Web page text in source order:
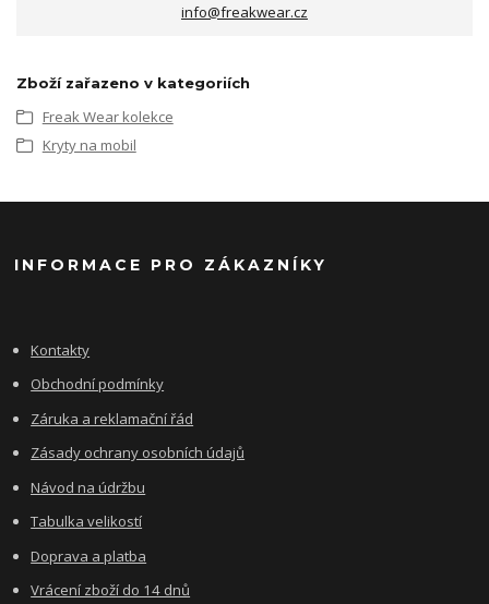
info@freakwear.cz
Zboží zařazeno v kategoriích
Freak Wear kolekce
Kryty na mobil
INFORMACE PRO ZÁKAZNÍKY
Kontakty
Obchodní podmínky
Záruka a reklamační řád
Zásady ochrany osobních údajů
Návod na údržbu
Tabulka velikostí
Doprava a platba
Vrácení zboží do 14 dnů